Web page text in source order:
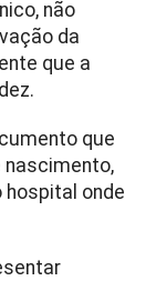
não
da
que a
que
nascimento,
onde